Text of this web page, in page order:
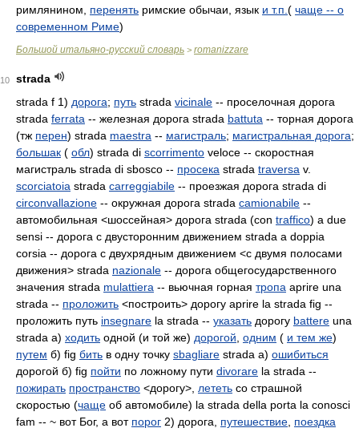
римлянином, перенять римские обычаи, язык и т.п. ( чаще -- о
современном Риме)
Большой итальяно-русский словарь > romanizzare
10
strada
strada f 1) дорога; путь strada vicinale -- проселочная дорога
strada ferrata -- железная дорога strada battuta -- торная дорога
(тж перен) strada maestra -- магистраль; магистральная дорога;
большак ( обл) strada di scorrimento veloce -- скоростная
магистраль strada di sbosco -- просека strada traversa v.
scorciatoia strada carreggiabile -- проезжая дорога strada di
circonvallazione -- окружная дорога strada camionabile --
автомобильная <шоссейная> дорога strada (con traffico) a due
sensi -- дорога с двусторонним движением strada a doppia
corsia -- дорога с двухрядным движением <с двумя полосами
движения> strada nazionale -- дорога общегосударственного
значения strada mulattiera -- вьючная горная тропа aprire una
strada -- проложить <построить> дорогу aprire la strada fig --
проложить путь insegnare la strada -- указать дорогу battere una
strada а) ходить одной (и той же) дорогой одним ( и тем же)
путем б) fig бить в одну точку sbagliare strada а) ошибиться
дорогой б) fig пойти по ложному пути divorare la strada --
пожирать пространство <дорогу>, лететь со страшной
скоростью (чаще об автомобиле) la strada della porta la conosci
fam -- ~ вот Бог, а вот порог 2) дорога, путешествие поездка